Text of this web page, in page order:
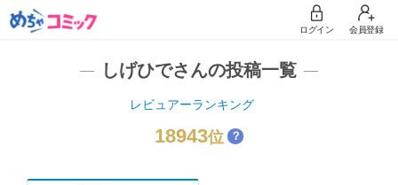
ログイン 会員登録
しげひでさんの投稿一覧
レビュアーランキング
18943位 ？